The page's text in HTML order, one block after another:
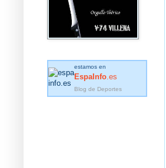
estamos en
EspaInfo .es
Blog de Deportes